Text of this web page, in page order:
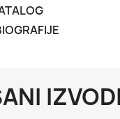
IZVODI